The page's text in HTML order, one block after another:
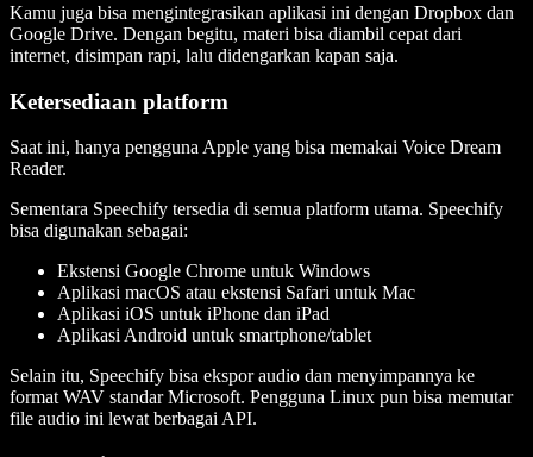
Kamu juga bisa mengintegrasikan aplikasi ini dengan Dropbox dan
Google Drive. Dengan begitu, materi bisa diambil cepat dari
internet, disimpan rapi, lalu didengarkan kapan saja.
Ketersediaan platform
Saat ini, hanya pengguna Apple yang bisa memakai Voice Dream
Reader.
Sementara Speechify tersedia di semua platform utama. Speechify
bisa digunakan sebagai:
Ekstensi Google Chrome untuk Windows
Aplikasi macOS atau ekstensi Safari untuk Mac
Aplikasi iOS untuk iPhone dan iPad
Aplikasi Android untuk smartphone/tablet
Selain itu, Speechify bisa ekspor audio dan menyimpannya ke
format WAV standar Microsoft. Pengguna Linux pun bisa memutar
file audio ini lewat berbagai API.